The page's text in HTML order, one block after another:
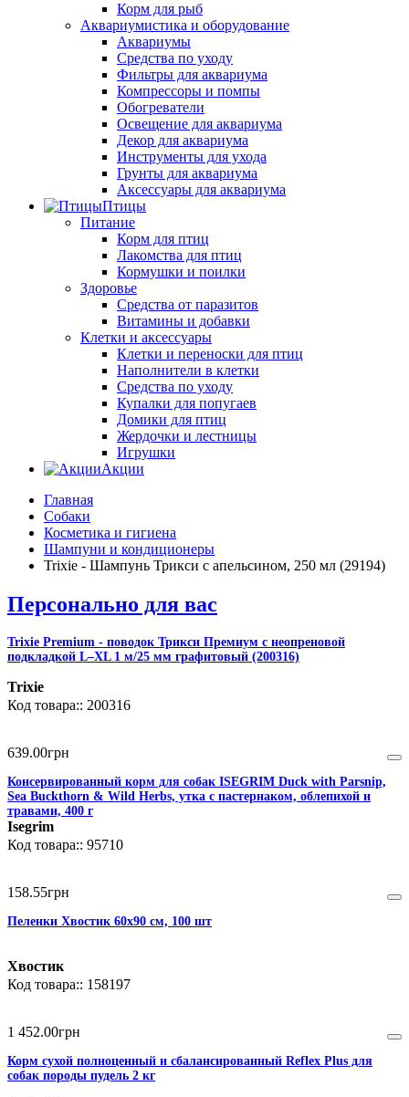
Корм для рыб
Аквариумистика и оборудование
Аквариумы
Средства по уходу
Фильтры для аквариума
Компрессоры и помпы
Обогреватели
Освещение для аквариума
Декор для аквариума
Инструменты для ухода
Грунты для аквариума
Аксессуары для аквариума
Птицы
Питание
Корм для птиц
Лакомства для птиц
Кормушки и поилки
Здоровье
Средства от паразитов
Витамины и добавки
Клетки и аксессуары
Клетки и переноски для птиц
Наполнители в клетки
Средства по уходу
Купалки для попугаев
Домики для птиц
Жердочки и лестницы
Игрушки
Акции
Главная
Собаки
Косметика и гигиена
Шампуни и кондиционеры
Trixie - Шампунь Трикси с апельсином, 250 мл (29194)
Персонально для вас
Trixie Premium - поводок Трикси Премиум с неопреновой
подкладкой L–XL 1 м/25 мм графитовый (200316)
Trixie
200316
639.00грн
Консервированный корм для собак ISEGRIM Duck with Parsnip,
Sea Buckthorn & Wild Herbs, утка с пастернаком, облепихой и
травами, 400 г
Isegrim
95710
158.55грн
Пеленки Хвостик 60х90 см, 100 шт
Хвостик
158197
1 452.00грн
Корм сухой полноценный и сбалансированный Reflex Plus для
собак породы пудель 2 кг